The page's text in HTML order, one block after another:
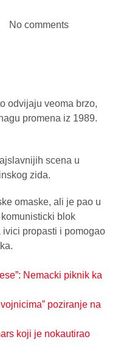
No comments
odvijaju veoma brzo,
promena iz 1989.
scena u
zida.
omaske, ali je pao u
blok
propasti i pomogao
Nemacki piknik ka
poziranje na
koji je nokautirao